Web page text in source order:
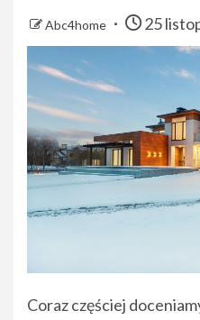
Abc4home 25
Coraz częściej